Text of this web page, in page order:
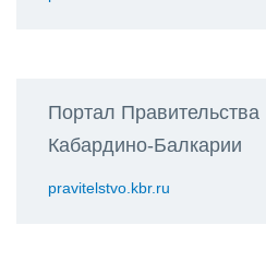
Портал Правительства
Кабардино-Балкарии
pravitelstvo.kbr.ru